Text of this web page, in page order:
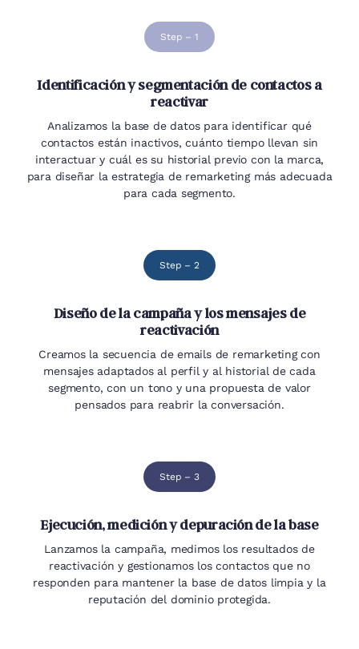
Step – 1
Identificación y segmentación de contactos a
reactivar
Analizamos la base de datos para identificar qué
contactos están inactivos, cuánto tiempo llevan sin
interactuar y cuál es su historial previo con la marca,
para diseñar la estrategia de remarketing más adecuada
para cada segmento.
Step – 2
Diseño de la campaña y los mensajes de
reactivación
Creamos la secuencia de emails de remarketing con
mensajes adaptados al perfil y al historial de cada
segmento, con un tono y una propuesta de valor
pensados para reabrir la conversación.
Step – 3
Ejecución, medición y depuración de la base
Lanzamos la campaña, medimos los resultados de
reactivación y gestionamos los contactos que no
responden para mantener la base de datos limpia y la
reputación del dominio protegida.